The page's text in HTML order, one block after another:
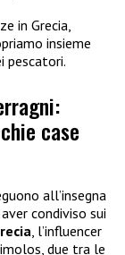
in Grecia,
insieme
pescatori.
case
all’insegna
condiviso sui
, l’influencer
due tra le